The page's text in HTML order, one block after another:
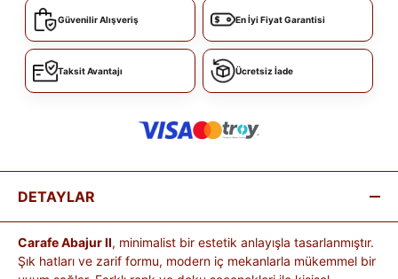
Güvenilir Alışveriş En İyi Fiyat Garantisi
Taksit Avantajı Ücretsiz İade
DETAYLAR
Carafe Abajur II, minimalist bir estetik anlayışla tasarlanmıştır.
Şık hatları ve zarif formu, modern iç mekanlarla mükemmel bir